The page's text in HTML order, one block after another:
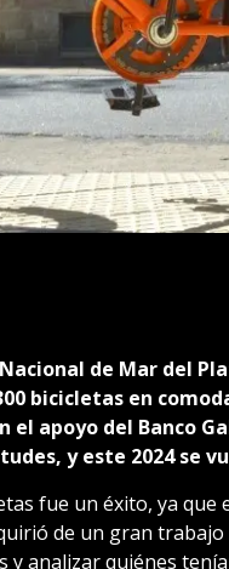
de Mar del
bicicletas en
el apoyo del Banco
y este 2024 se
fue un éxito, ya que
de un gran trabajo
y analizar quiénes